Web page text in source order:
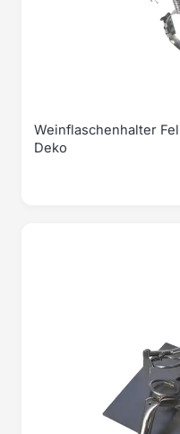
Weinflaschenhalter
Deko